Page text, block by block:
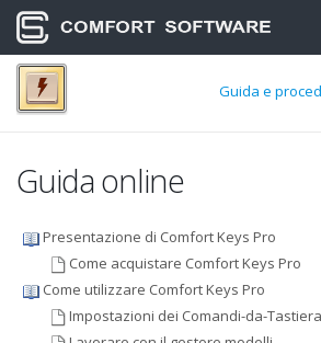
Guida e
Guida online
Presentazione di Comfort Keys Pro
Come acquistare Comfort Keys Pro
Come utilizzare Comfort Keys Pro
Impostazioni dei Comandi-da-Tastiera